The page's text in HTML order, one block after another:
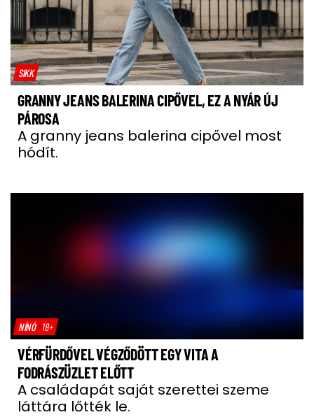
SIKK
GRANNY JEANS BALERINA CIPŐVEL, EZ A NYÁR ÚJ
PÁROSA
A granny jeans balerina cipővel most
hódít.
NÍNÓ 18+
VÉRFÜRDŐVEL VÉGZŐDÖTT EGY VITA A
FODRÁSZÜZLET ELŐTT
A családapát saját szerettei szeme
láttára lőtték le.